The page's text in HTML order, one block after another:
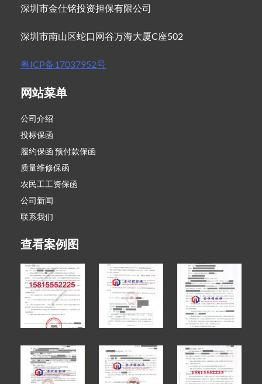
深圳市金仕铭投资担保有限公司
深圳市南山区蛇口网谷万海大厦C座502
粤ICP备17037952号
网站菜单
公司介绍
投标保函
履约保函 预付款保函
质量维修保函
农民工工资保函
公司新闻
联系我们
查看案例图